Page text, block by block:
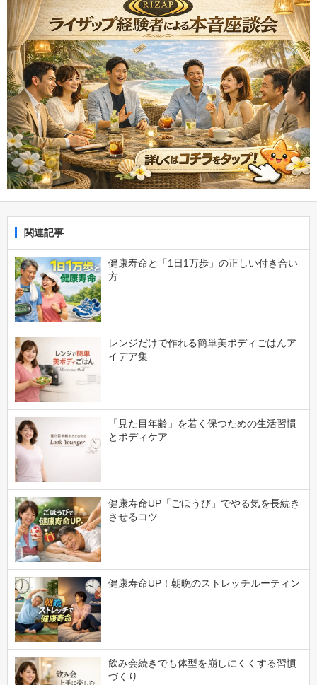
関連記事
健康寿命と「1日1万歩」の正しい付き合い
方
レンジだけで作れる簡単美ボディごはんア
イデア集
「見た目年齢」を若く保つための生活習慣
とボディケア
健康寿命UP「ごほうび」でやる気を長続き
させるコツ
健康寿命UP！朝晩のストレッチルーティン
飲み会続きでも体型を崩しにくくする習慣
づくり